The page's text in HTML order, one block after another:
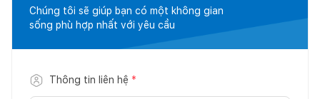
Chúng tôi sẽ giúp bạn có một không gian
sống phù hợp nhất với yêu cầu
Thông tin liên hệ *